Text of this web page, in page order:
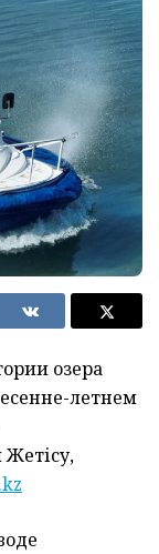
озера
летнем